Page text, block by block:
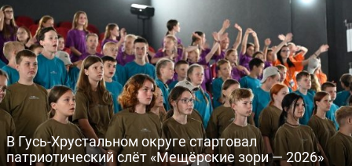
В Гусь-Хрустальном округе стартовал
патриотический слёт «Мещёрские зори — 2026»